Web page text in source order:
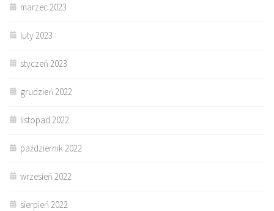
marzec 2023
luty 2023
styczeń 2023
grudzień 2022
listopad 2022
październik 2022
wrzesień 2022
sierpień 2022